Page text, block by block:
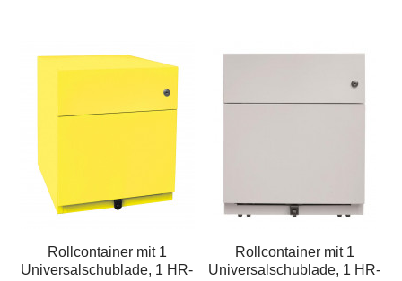
Rollcontainer mit 1
Universalschublade, 1 HR-
Rollcontainer mit 1
Universalschublade, 1 HR-